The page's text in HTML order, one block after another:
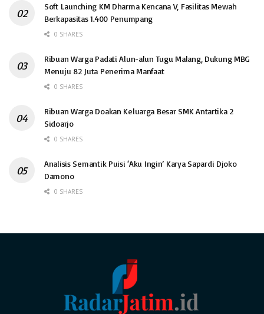
Soft Launching KM Dharma Kencana V, Fasilitas Mewah
Berkapasitas 1.400 Penumpang
0 SHARES
Ribuan Warga Padati Alun-alun Tugu Malang, Dukung MBG
Menuju 82 Juta Penerima Manfaat
0 SHARES
Ribuan Warga Doakan Keluarga Besar SMK Antartika 2
Sidoarjo
0 SHARES
Analisis Semantik Puisi ‘Aku Ingin’ Karya Sapardi Djoko
Damono
0 SHARES